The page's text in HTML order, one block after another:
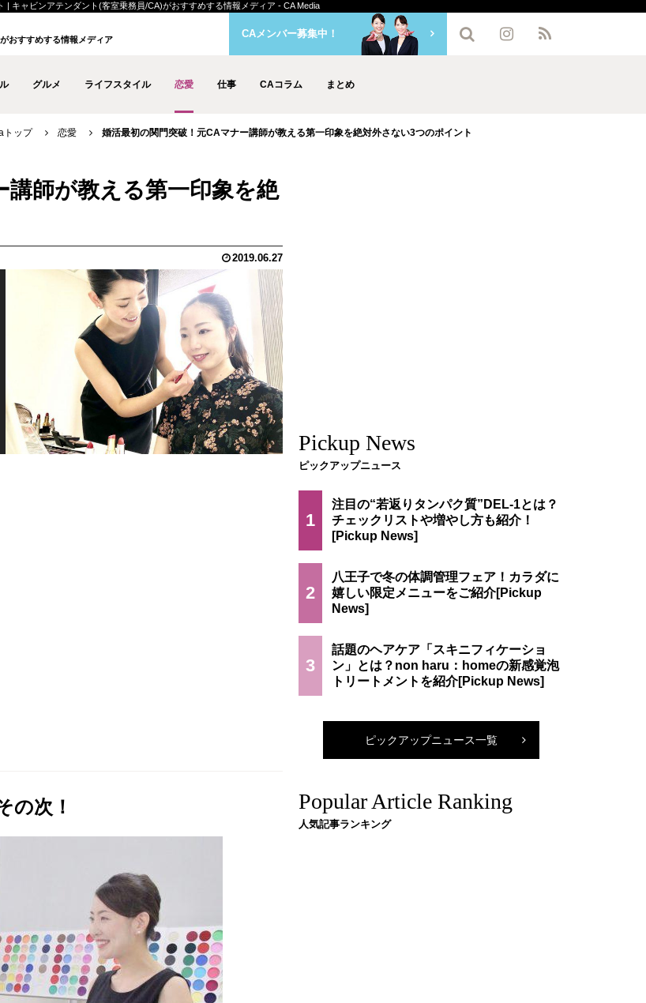
キャビンアテンダント(客室乗務員/CA)がおすすめする情報メディア - CA Media
おすすめする情報メディア
グルメ ライフスタイル 恋愛 仕事 CAコラム まとめ
CAメンバー募集中！
トップ 恋愛 婚活最初の関門突破！元CAマナー講師が教える第一印象を絶対外さない3つのポイント
講師が教える第一印象を絶
2019.06.27
の次！
Pickup News
ピックアップニュース
1
注目の“若返りタンパク質”DEL-1とは？
チェックリストや増やし方も紹介！
2
八王子で冬の体調管理フェア！カラダに
嬉しい限定メニューをご紹介
3
話題のヘアケア「スキニフィケーショ
ン」とは？non haru：homeの新感覚泡
トリートメントを紹介
ピックアップニュース一覧
Popular Article Ranking
人気記事ランキング